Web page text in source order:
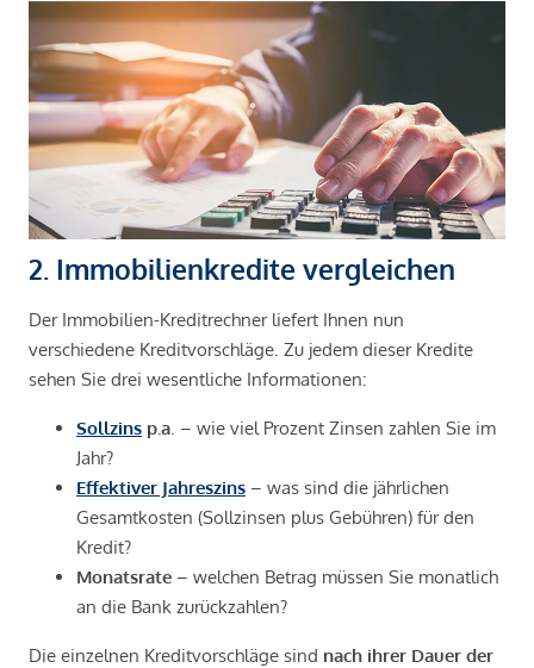
2. Immobilienkredite vergleichen
Der Immobilien-Kreditrechner liefert Ihnen nun
verschiedene Kreditvorschläge. Zu jedem dieser Kredite
sehen Sie drei wesentliche Informationen:
Sollzins p.a . – wie viel Prozent Zinsen zahlen Sie im
Jahr?
Effektiver Jahreszins – was sind die jährlichen
Gesamtkosten (Sollzinsen plus Gebühren) für den
Kredit?
Monatsrate – welchen Betrag müssen Sie monatlich
an die Bank zurückzahlen?
Die einzelnen Kreditvorschläge sind nach ihrer Dauer der